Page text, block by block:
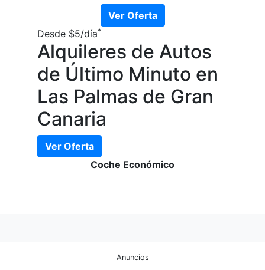
Ver Oferta
Desde $5/día*
Alquileres de Autos
de Último Minuto en
Las Palmas de Gran
Canaria
Ver Oferta
Coche Económico
Anuncios